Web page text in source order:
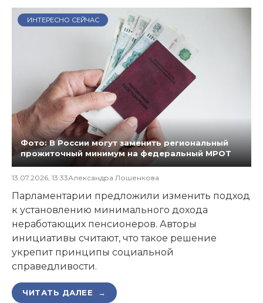
ИНТЕРЕСНО СЕЙЧАС
Фото: В России могут заменить региональный
прожиточный минимум на федеральный МРОТ
13.07.2026, 13:33Александра Лошенкова
Парламентарии предложили изменить подход
к установлению минимального дохода
неработающих пенсионеров. Авторы
инициативы считают, что такое решение
укрепит принципы социальной
справедливости.
ЧИТАТЬ ДАЛЕЕ →